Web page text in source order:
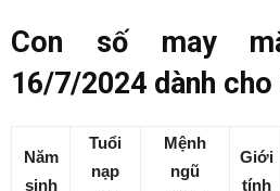
Con số may
16/7/2024 dành cho
Năm
sinh
Tuổi
nạp
Mệnh
ngũ
Giới
tính